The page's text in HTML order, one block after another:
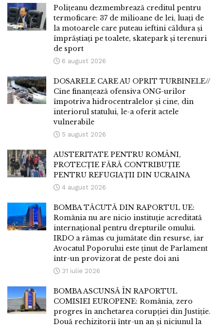
Polițeanu dezmembrează creditul pentru
termoficare: 37 de milioane de lei, luați de
la motoarele care puteau ieftini căldura și
împrăștiați pe toalete, skatepark și terenuri
de sport
6 august 2026
DOSARELE CARE AU OPRIT TURBINELE//
Cine finanțează ofensiva ONG-urilor
împotriva hidrocentralelor și cine, din
interiorul statului, le-a oferit actele
vulnerabile
5 august 2026
AUSTERITATE PENTRU ROMÂNI,
PROTECȚIE FĂRĂ CONTRIBUȚIE
PENTRU REFUGIAȚII DIN UCRAINA
4 august 2026
BOMBA TĂCUTĂ DIN RAPORTUL UE:
România nu are nicio instituție acreditată
internațional pentru drepturile omului.
IRDO a rămas cu jumătate din resurse, iar
Avocatul Poporului este ținut de Parlament
într-un provizorat de peste doi ani
31 iulie 2026
BOMBA ASCUNSĂ ÎN RAPORTUL
COMISIEI EUROPENE: România, zero
progres în anchetarea corupției din Justiție.
Două rechizitorii într-un an și niciunul la